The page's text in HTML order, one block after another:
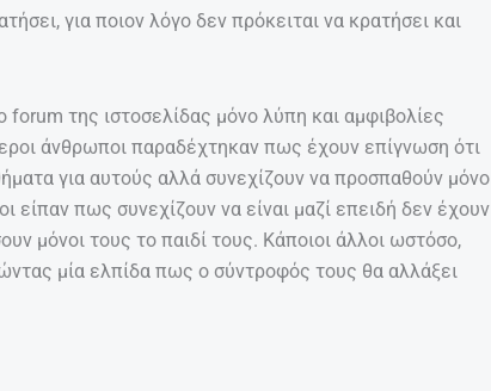
για ποιον λόγο δεν πρόκειται να κρατήσει και
της ιστοσελίδας μόνο λύπη και αμφιβολίες
άνθρωποι παραδέχτηκαν πως έχουν επίγνωση ότι
για αυτούς αλλά συνεχίζουν να προσπαθούν μόνο
είπαν πως συνεχίζουν να είναι μαζί επειδή δεν έχουν
μόνοι τους το παιδί τους. Κάποιοι άλλοι ωστόσο,
μία ελπίδα πως ο σύντροφός τους θα αλλάξει